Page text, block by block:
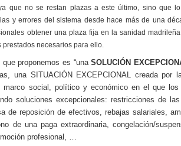
que no se restan plazas a este último, sino que
y errores del sistema desde hace más de una
obtener una plaza fija en la sanidad
prestados necesarios para ello.
proponemos es “unaSOLUCIÓN
una SITUACIÓN EXCEPCIONAL creada por
marco social, político y económico en el que los
soluciones excepcionales: restricciones de
de reposición de efectivos, rebajas salariales,
de una paga extraordinaria, congelación/
profesional, …